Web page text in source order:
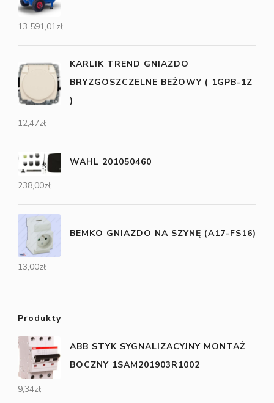
13 591,01zł
KARLIK TREND GNIAZDO
BRYZGOSZCZELNE BEŻOWY ( 1GPB-1Z
)
12,47zł
WAHL 201050460
238,00zł
BEMKO GNIAZDO NA SZYNĘ (A17-FS16)
13,00zł
Produkty
ABB STYK SYGNALIZACYJNY MONTAŻ
BOCZNY 1SAM201903R1002
9,34zł